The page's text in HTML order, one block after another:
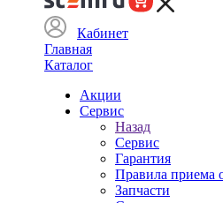
Кабинет
Главная
Каталог
Акции
Сервис
Назад
Сервис
Гарантия
Правила приема
Запчасти